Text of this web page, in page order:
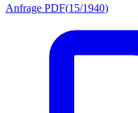
Anfrage PDF(15/1940)